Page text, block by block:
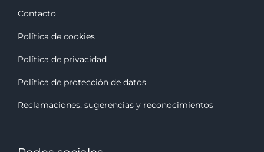
Contacto
Política de cookies
Política de privacidad
Política de protección de datos
Reclamaciones, sugerencias y reconocimientos